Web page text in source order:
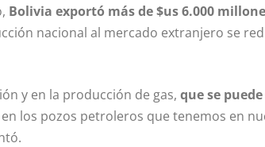
Bolivia exportó más de $us 6.000
nacional al mercado extranjero se
y en la producción de gas, que se
los pozos petroleros que tenemos en